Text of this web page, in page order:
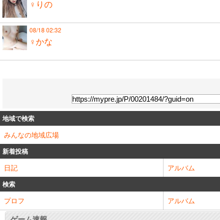
♀りの
08/18 02:32
♀かな
地域で検索
みんなの地域広場
新着投稿
日記 アルバム
検索
プロフ アルバム